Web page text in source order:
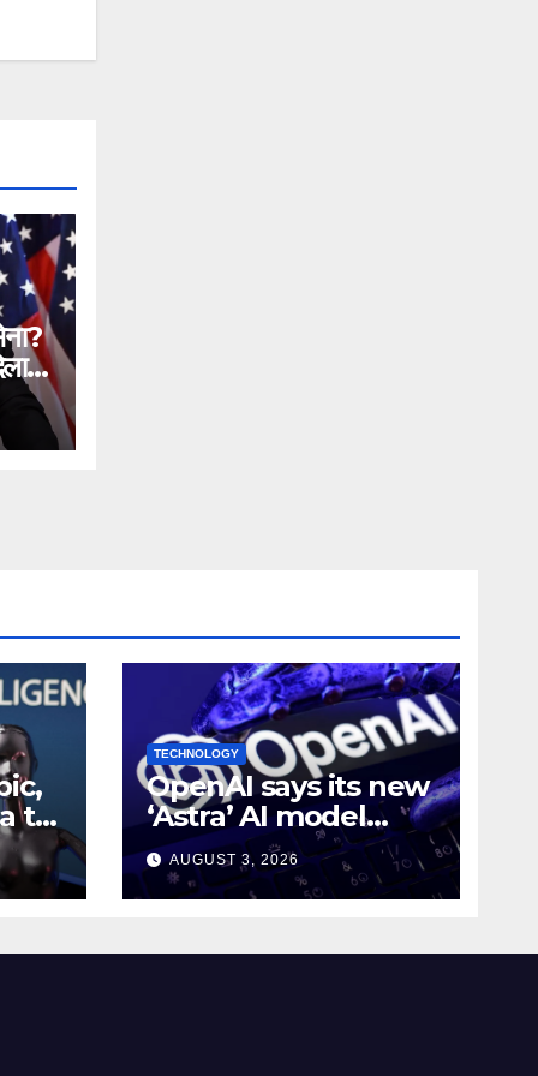
to
AI
TECHNOLOGY
OpenAI says its new
‘Astra’ AI model
made
breakthroughs in 10
math problems
AUGUST 3, 2026